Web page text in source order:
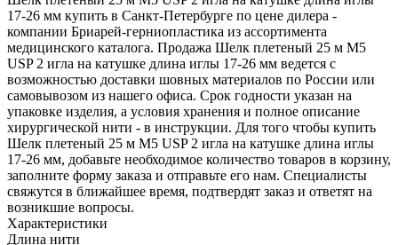
17-26 мм купить в Санкт-Петербурге по цене дилера -
компании Бриарей-герниопластика из ассортимента
медицинского каталога. Продажа Шелк плетеный 25 м М5
USP 2 игла на катушке длина иглы 17-26 мм ведется с
возможностью доставки шовных материалов по России или
самовывозом из нашего офиса. Срок годности указан на
упаковке изделия, а условия хранения и полное описание
хирургической нити - в инструкции. Для того чтобы купить
Шелк плетеный 25 м М5 USP 2 игла на катушке длина иглы
17-26 мм, добавьте необходимое количество товаров в корзину,
заполните форму заказа и отправьте его нам. Специалисты
свяжутся в ближайшее время, подтвердят заказ и ответят на
возникшие вопросы.
Характеристики
Длина нити